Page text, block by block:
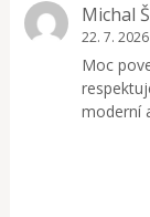
Michal
22. 7. 2026
Moc
moderní